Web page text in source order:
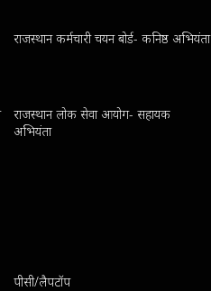
राजस्थान कर्मचारी चयन बोर्ड- कनिष्ठ अभियंता
राजस्थान लोक सेवा आयोग- सहायक
अभियंता
पीसी/लैपटॉप